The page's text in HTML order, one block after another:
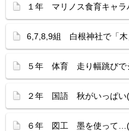
１年 マリノス食育キャラ
6,7,8,9組 白根神社で「木
５年 体育 走り幅跳びで
２年 国語 秋がいっぱい
６年 図工 墨を使って